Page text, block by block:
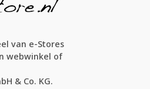
van e-Stores
webwinkel of
& Co. KG.